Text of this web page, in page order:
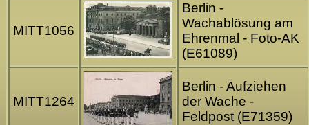
MITT1056
Berlin -
Wachablösung am
Ehrenmal - Foto-AK
(E61089)
MITT1264
Berlin - Aufziehen
der Wache -
Feldpost (E71359)